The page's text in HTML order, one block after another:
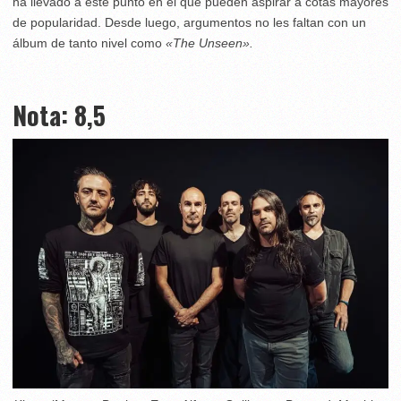
de popularidad. Desde luego, argumentos no les faltan con un
álbum de tanto nivel como «The Unseen».
Nota: 8,5